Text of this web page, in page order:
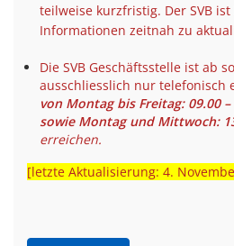
teilweise kurzfristig. Der SVB
Informationen zeitnah zu
Die SVB Geschäftsstelle ist ab
ausschliesslich nur telefonisch
von Montag bis Freitag: 09.00 –
sowie Montag und Mittwoch:
erreichen.
[letzte Aktualisierung: 4.